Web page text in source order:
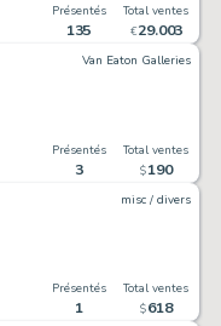
Présentés
135
Total ventes
€29.003
Van Eaton Galleries
Présentés
3
Total ventes
$190
misc / divers
Présentés
1
Total ventes
$618